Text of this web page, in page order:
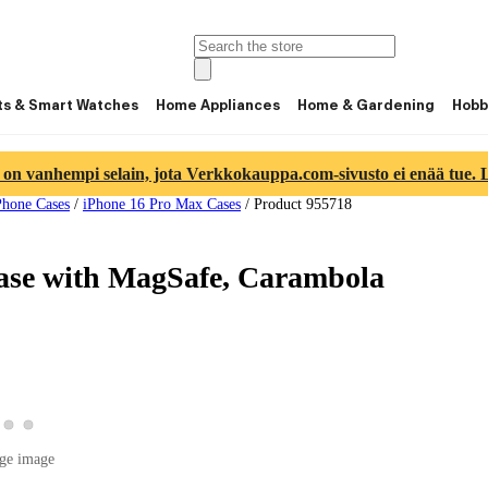
& Smart Watches Home Appliances Home & Gardening
on vanhempi selain, jota Verkkokauppa.com-sivusto ei enää tue.
Cases / iPhone 16 Pro Max Cases / Product 955718
with MagSafe, Carambola
image 1
product image 2
View product image 3
View product image 4
image